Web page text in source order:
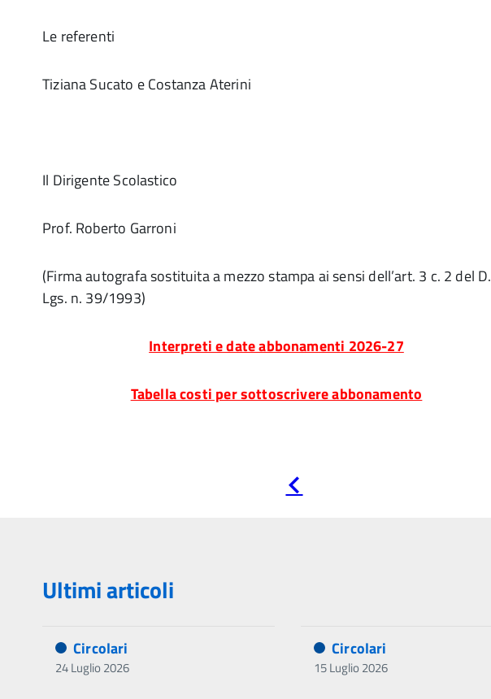
Le referenti
Tiziana Sucato e Costanza Aterini
Il Dirigente Scolastico
Prof. Roberto Garroni
(Firma autografa sostituita a mezzo stampa ai sensi dell’art. 3 c. 2 del D.
Lgs. n. 39/1993)
Interpreti e date abbonamenti 2026-27
Tabella costi per sottoscrivere abbonamento
precedente
Ultimi articoli
Circolari
24 Luglio 2026
Circolari
15 Luglio 2026